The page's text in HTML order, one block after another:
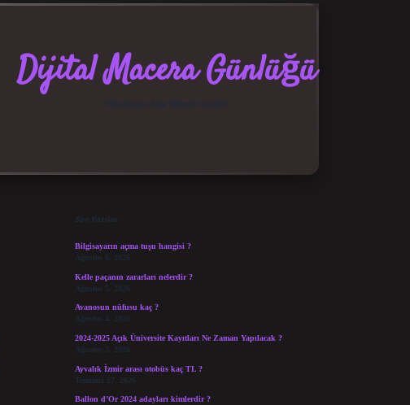
Dijital Macera Günlüğü
Son Yazılar
Bilgisayarın açma tuşu hangisi ?
Ağustos 6, 2026
Kelle paçanın zararları nelerdir ?
Ağustos 5, 2026
Avanosun nüfusu kaç ?
Ağustos 4, 2026
2024-2025 Açık Üniversite Kayıtları Ne Zaman Yapılacak ?
Ağustos 3, 2026
Ayvalık İzmir arası otobüs kaç TL ?
Temmuz 27, 2026
Ballon d’Or 2024 adayları kimlerdir ?